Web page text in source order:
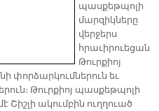
պասքեթպոլի
մարզիկները
վերջերս
հրաւիրուեցան
Թուրքիոյ
փորձարկումներուն եւ
Թուրքիոյ պասքեթպոլի
Շիշլի ակումբին ուղղուած